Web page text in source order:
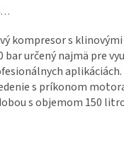
kompresor s
určený najmä pre
s príkonom
s objemom 150